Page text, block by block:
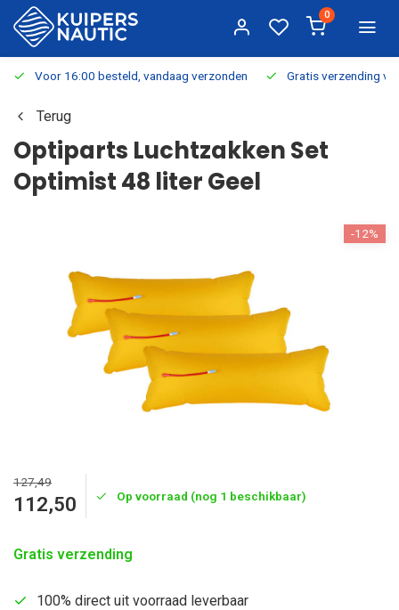
0
Voor 16:00 besteld, vandaag verzonden Gratis verzending
Terug
Optiparts Luchtzakken Set
Optimist 48 liter Geel
-12%
127,49
112,50 Op voorraad (nog 1 beschikbaar)
Gratis verzending
100% direct uit voorraad leverbaar